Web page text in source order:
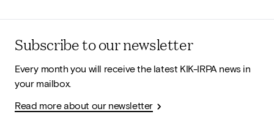
Subscribe to our newsletter
Every month you will receive the latest KIK-IRPA news in
your mailbox.
Read more about our newsletter